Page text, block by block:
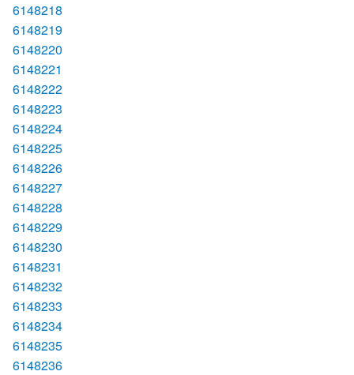
6148218
6148219
6148220
6148221
6148222
6148223
6148224
6148225
6148226
6148227
6148228
6148229
6148230
6148231
6148232
6148233
6148234
6148235
6148236